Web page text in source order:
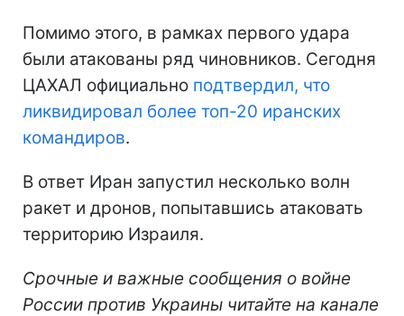
Помимо этого, в рамках первого удара
были атакованы ряд чиновников. Сегодня
ЦАХАЛ официально подтвердил, что
ликвидировал более топ-20 иранских
командиров.
В ответ Иран запустил несколько волн
ракет и дронов, попытавшись атаковать
территорию Израиля.
Срочные и важные сообщения о войне
России против Украины читайте на канале